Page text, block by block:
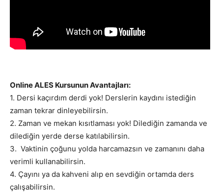
Online ALES Kursunun Avantajları:
1. Dersi kaçırdım derdi yok! Derslerin kaydını istediğin
zaman tekrar dinleyebilirsin.
2. Zaman ve mekan kısıtlaması yok! Dilediğin zamanda ve
dilediğin yerde derse katılabilirsin.
3. Vaktinin çoğunu yolda harcamazsın ve zamanını daha
verimli kullanabilirsin.
4. Çayını ya da kahveni alıp en sevdiğin ortamda ders
çalışabilirsin.